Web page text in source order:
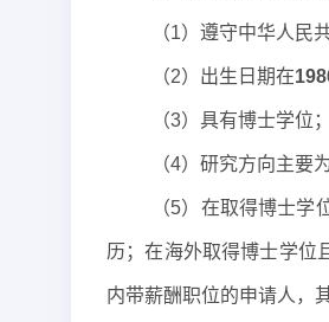
（1）遵守中华人民
（2）出生日期在
（3）具有博士学位；
（4）研究方向主要
（5）在取得博士
历；在海外取得博士学位
内带薪酬职位的申请人，